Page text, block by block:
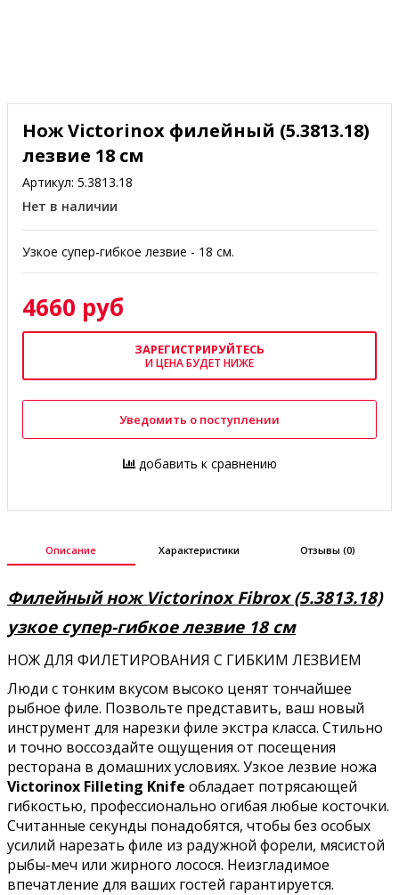
Нож Victorinox филейный (5.3813.18)
лезвие 18 см
Артикул: 5.3813.18
Нет в наличии
Узкое супер-гибкое лезвие - 18 см.
4660 руб
ЗАРЕГИСТРИРУЙТЕСЬ
И ЦЕНА БУДЕТ НИЖЕ
Уведомить о поступлении
добавить к сравнению
Описание Характеристики Отзывы (0)
Филейный нож Victorinox Fibrox (5.3813.18)
узкое супер-гибкое лезвие 18 см
НОЖ ДЛЯ ФИЛЕТИРОВАНИЯ С ГИБКИМ ЛЕЗВИЕМ
Люди с тонким вкусом высоко ценят тончайшее
рыбное филе. Позвольте представить, ваш новый
инструмент для нарезки филе экстра класса. Стильно
и точно воссоздайте ощущения от посещения
ресторана в домашних условиях. Узкое лезвие ножа
Victorinox Filleting Knife обладает потрясающей
гибкостью, профессионально огибая любые косточки.
Считанные секунды понадобятся, чтобы без особых
усилий нарезать филе из радужной форели, мясистой
рыбы-меч или жирного лосося. Неизгладимое
впечатление для ваших гостей гарантируется.